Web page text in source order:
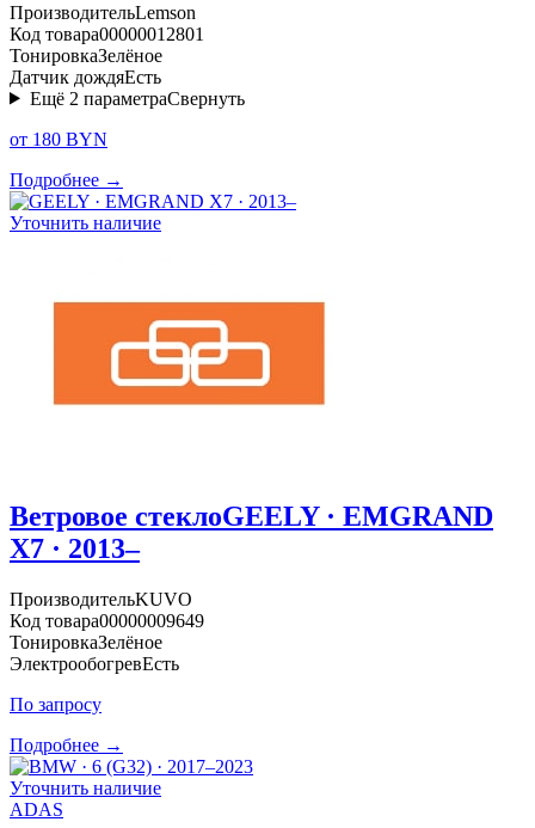
ПроизводительLemson
Код товара00000012801
ТонировкаЗелёное
Датчик дождяЕсть
Ещё 2 параметраСвернуть
от 180 BYN
Подробнее →
Уточнить наличие
Ветровое стеклоGEELY · EMGRAND
X7 · 2013–
ПроизводительKUVO
Код товара00000009649
ТонировкаЗелёное
ЭлектрообогревЕсть
По запросу
Подробнее →
Уточнить наличие
ADAS